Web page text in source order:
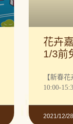
花卉
1/3前
【新春
10:00-
2021/12/28